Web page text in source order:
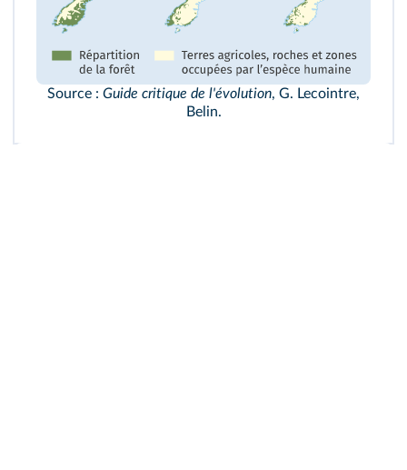
Source : Guide critique de l'évolution, G. Lecointre,
Belin.